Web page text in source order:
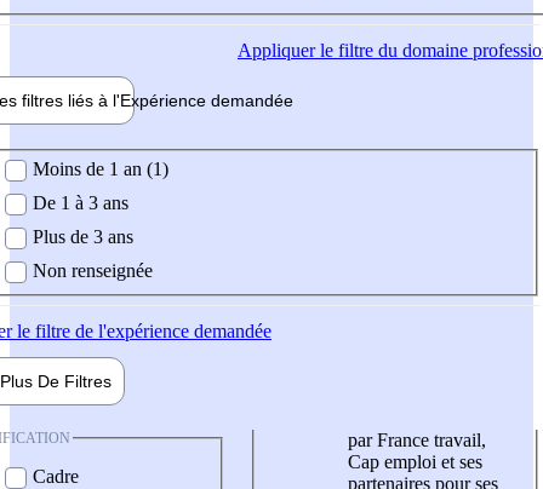
Appliquerle filtre du domaine
filtres liés à l'Expérience demandée
demandée
Moins de 1 an (1)
De 1 à 3 ans
Plus de 3 ans
Non renseignée
le filtre de l'expérience demandée
Plus De Filtres
Cadre
par France travail,
Cap emploi et ses
partenaires pour ses